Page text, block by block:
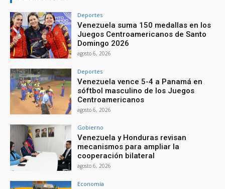
Deportes
Venezuela suma 150 medallas en los
Juegos Centroamericanos de Santo
Domingo 2026
agosto 6, 2026
Deportes
Venezuela vence 5-4 a Panamá en
sóftbol masculino de los Juegos
Centroamericanos
agosto 6, 2026
Gobierno
Venezuela y Honduras revisan
mecanismos para ampliar la
cooperación bilateral
agosto 6, 2026
Economía